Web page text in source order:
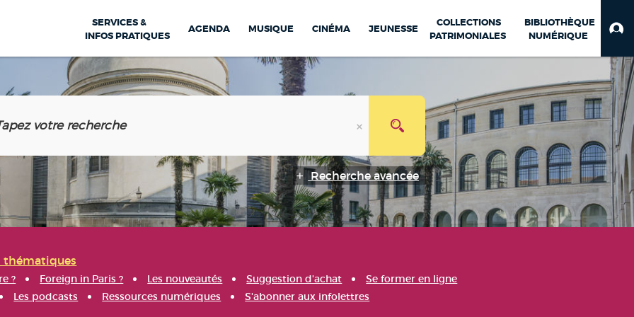
SERVICES &
INFOS PRATIQUES
AGENDA MUSIQUE CINÉMA JEUNESSE
COLLECTIONS
PATRIMONIALES
BIBLIOTHÈQUE
NUMÉRIQUE
Recherche avancée
thématiques
? Foreign in Paris ? Les nouveautés Suggestion d'achat
Se former en ligne
Les podcasts Ressources numériques S'abonner aux infolettres